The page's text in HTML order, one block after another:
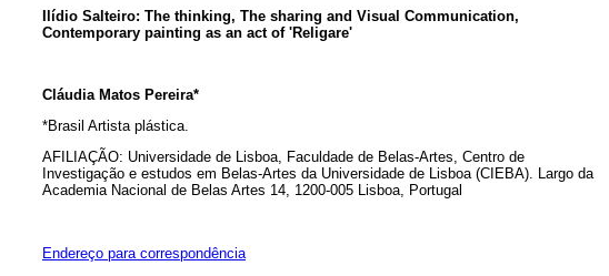
Ilídio Salteiro: The thinking, The sharing and Visual Communication,
Contemporary painting as an act of 'Religare'
Cláudia Matos Pereira*
*Brasil Artista plástica.
AFILIAÇÃO: Universidade de Lisboa, Faculdade de Belas-Artes, Centro de
Investigação e estudos em Belas-Artes da Universidade de Lisboa (CIEBA). Largo da
Academia Nacional de Belas Artes 14, 1200-005 Lisboa, Portugal
Endereço para correspondência